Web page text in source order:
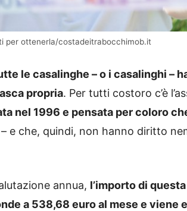
per ottenerla/costadeitrabocchimob.it
le casalinghe – o i casalinghi –
propria. Per tutti costoro c’è
nel 1996 e pensata per coloro
e che, quindi, non hanno diritto
annua, l’importo di
a 538,68 euro al mese e viene